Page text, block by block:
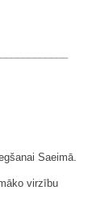
Saeimā.
virzību